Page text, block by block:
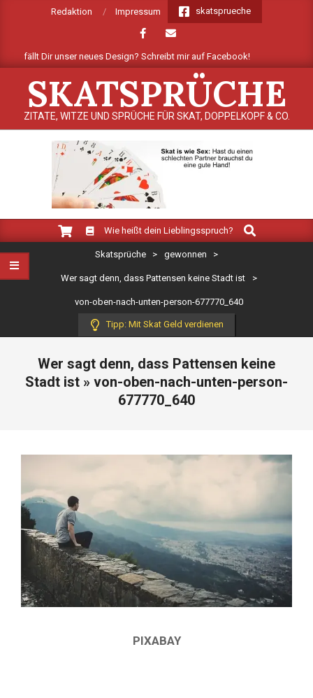
Redaktion Impressum skatsprueche
gefällt Dir unser neues Design? Schreibt mir auf Facebook!
SKATSPRÜCHE
ZITATE, WITZE UND SPRÜCHE FÜR SKAT, DOPPELKOPF & CO.
Navigation
Menu
Wie heißt dein Lieblingsspruch?
Search
Skatsprüche > gewonnen >
Wer sagt denn, dass Pattensen keine Stadt ist >
von-oben-nach-unten-person-677770_640
Tipp: Mit Skat Geld verdienen
Wer sagt denn, dass Pattensen keine
Stadt ist » von-oben-nach-unten-person-
677770_640
PIXABAY